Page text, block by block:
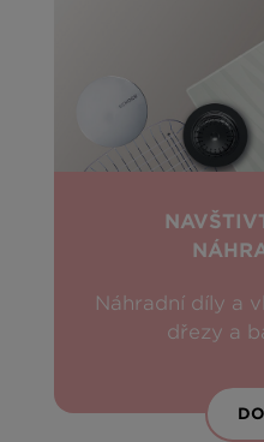
Náhradní díly a
dřezy a